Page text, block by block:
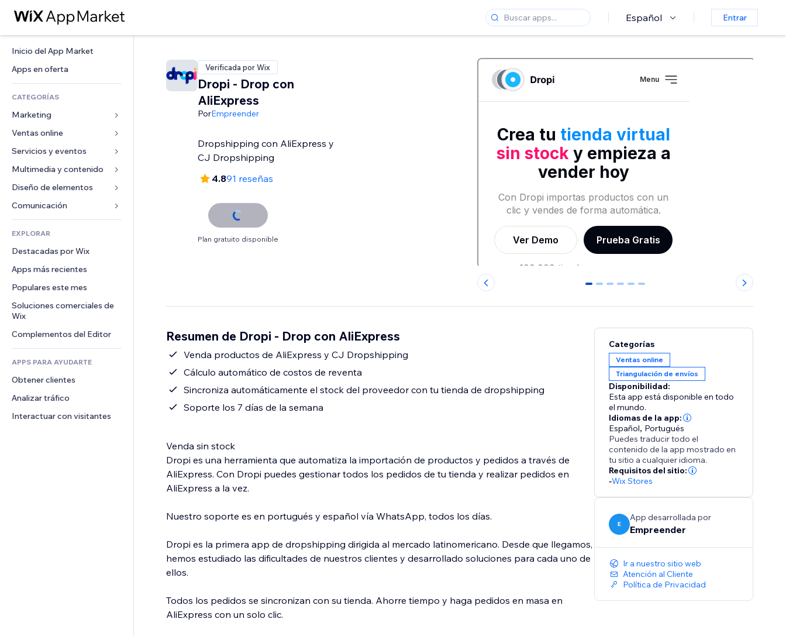
Español Entrar
Inicio del App Market
Apps en oferta
CATEGORÍAS
Marketing
Anuncios
Móvil
Analíticas
Anuncios del sitio
Email
Ventas online
Apps para tiendas
Envíos y entregas
Botones de venta
Contabilidad
Cupones y fidelización
Almacenamiento de mercancía
Crowdfunding
Alimentos y bebidas
Servicios y eventos
Hoteles
Eventos
Restaurantes
Inmobiliarias
Reservas
Multimedia y contenido
Galerías
Música
Pódcast
Fotografía
Video
PDF
Compartir archivos
Noticias
Servicios de contenido
Efectos de texto
Diseño de elementos
Mapas y navegación
Privacidad y seguridad
Reloj
Plantillas para páginas
Efectos de imágenes
Botones y menús
Banners e insignias
Calculadoras
Buscar
Formularios
Encuestas
Chat
Comentarios
Teléfono
Comunidad
Reseñas y testimonios
EXPLORAR
Destacadas por Wix
Apps más recientes
Populares este mes
Soluciones comerciales de
Wix
Complementos del Editor
APPS PARA AYUDARTE
Obtener clientes
Analizar tráfico
Interactuar con visitantes
Verificada por Wix
Dropi - Drop con
AliExpress
PorEmpreender
Dropshipping con AliExpress y
CJ Dropshipping
4.891 reseñas
Plan gratuito disponible
0 1 2 3 4 5
Resumen de Dropi - Drop con AliExpress
Venda productos de AliExpress y CJ Dropshipping
Cálculo automático de costos de reventa
Sincroniza automáticamente el stock del proveedor con tu tienda de dropshipping
Soporte los 7 días de la semana
Venda sin stock
Dropi es una herramienta que automatiza la importación de productos y pedidos a través de
AliExpress. Con Dropi puedes gestionar todos los pedidos de tu tienda y realizar pedidos en
AliExpress a la vez.
Nuestro soporte es en portugués y español vía WhatsApp, todos los días.
Dropi es la primera app de dropshipping dirigida al mercado latinomericano. Desde que llegamos,
hemos estudiado las dificultades de nuestros clientes y desarrollado soluciones para cada uno de
ellos.
Todos los pedidos se sincronizan con su tienda. Ahorre tiempo y haga pedidos en masa en
AliExpress con un solo clic.
Categorías
Ventas online
Triangulación de envíos
Disponibilidad:
Esta app está disponible en todo
el mundo.
Idiomas de la app:
Español, Portugués
Puedes traducir todo el
contenido de la app mostrado en
tu sitio a cualquier idioma.
Requisitos del sitio:
-Wix Stores
E
App desarrollada por
Empreender
Ir a nuestro sitio web
Atención al Cliente
Política de Privacidad